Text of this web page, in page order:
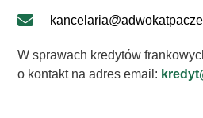
W sprawach kredytów
o kontakt na adres email: